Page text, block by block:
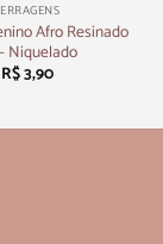
Afro Resinado
Niquelado
R$3,90